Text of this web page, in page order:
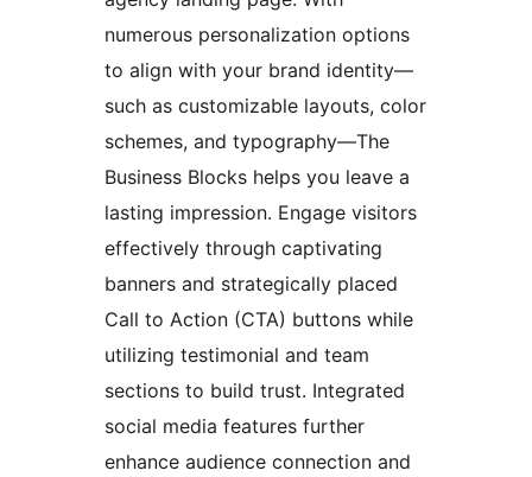
numerous personalization options
to align with your brand identity—
such as customizable layouts, color
schemes, and typography—The
Business Blocks helps you leave a
lasting impression. Engage visitors
effectively through captivating
banners and strategically placed
Call to Action (CTA) buttons while
utilizing testimonial and team
sections to build trust. Integrated
social media features further
enhance audience connection and